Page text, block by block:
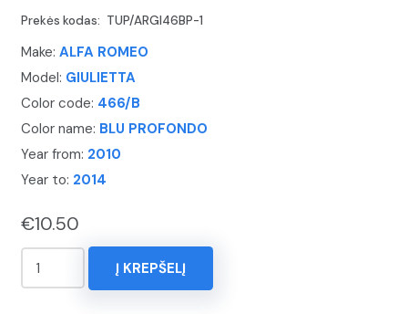
Prekės kodas: TUP/ARGI46BP-1
Make: ALFA ROMEO
Model: GIULIETTA
Color code: 466/B
Color name: BLU PROFONDO
Year from: 2010
Year to: 2014
€10.50
produkto
kiekis:
Į KREPŠELĮ